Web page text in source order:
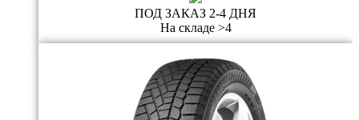
ПОД ЗАКАЗ 2-4 ДНЯ
На складе >4